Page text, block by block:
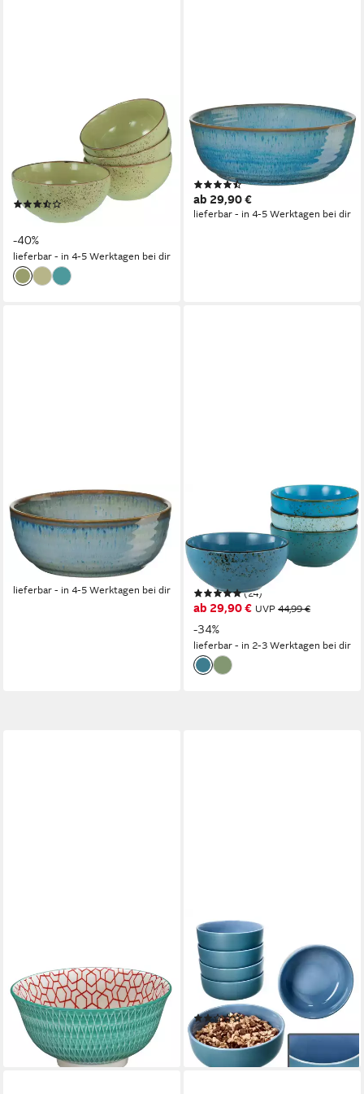
Schale Nature Collection,
Buddha Bowl 4-tlg, Steinzeug,
(Set, 4-tlg), Handwerklicher
Look, Vintage, Höhe 7,5 cm
(3)
ab 35,95 € UVP
-40%
lieferbar - in 4-5 Werktagen bei dir
ASA SELECTION
Schale poké Salad Bowl tamari
25cm, Steinzeug, (Bowls),
Geschirr
(3)
ab 29,90 €
lieferbar - in 4-5 Werktagen bei dir
ASA SELECTION
Schale poké Fusion Bowl
tamari 14,5cm, Steinzeug,
(Bowls), Geschirr
ab 15,90 €
lieferbar - in 4-5 Werktagen bei dir
Müslischale NATURE
COLLECTION, Steinzeug,
(Set, 4-tlg), Salatschale,
Snackschale, Naturfarben, Ø
17,5 cm
(24)
ab 29,90 € UVP 44,99 €
-34%
lieferbar - in 2-3 Werktagen bei dir
türkis, Porzellan
12,99 €
lieferbar - in 2-3 Werktagen bei dir
RITZENHOFF & BREKER
Müslischale Ritzenhoff 6x
Jasper Schale Ø14,3cm
Ozeanblau 360ml Steingut 6
Pers., Steingut
(1)
19,99 €
lieferbar - in 3-4 Werktagen bei dir